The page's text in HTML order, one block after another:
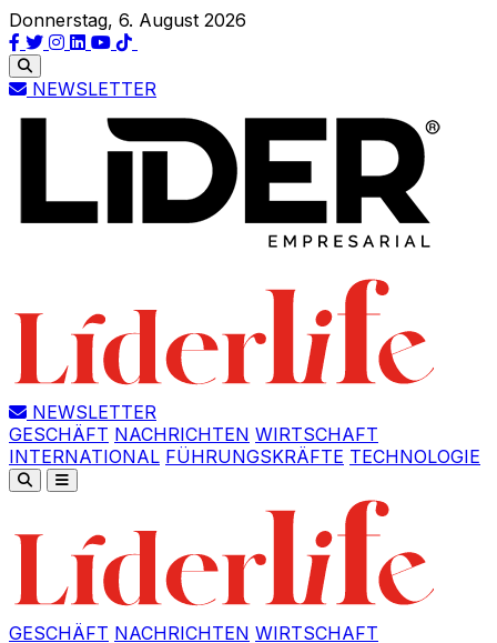
Donnerstag, 6. August 2026
NEWSLETTER
NEWSLETTER
GESCHÄFT NACHRICHTEN WIRTSCHAFT
INTERNATIONAL FÜHRUNGSKRÄFTE TECHNOLOGIE
GESCHÄFT NACHRICHTEN WIRTSCHAFT